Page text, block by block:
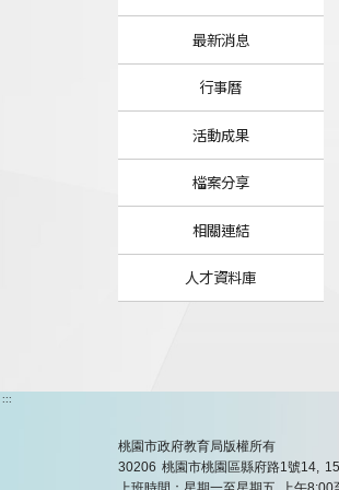
最新消息
行事曆
活動成果
檔案分享
相關連結
人才資料庫
:::
桃園市政府教育局版權所有
30206 桃園市桃園區縣府路1號14,